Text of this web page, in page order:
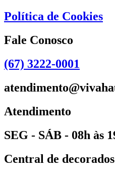
Política de Cookies
Fale Conosco
(67) 3222-0001
Atendimento
SEG - SÁB - 08h às
Central de decorados